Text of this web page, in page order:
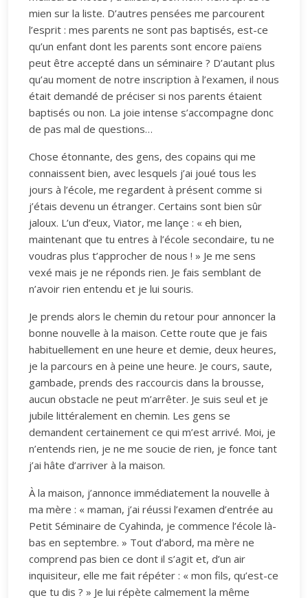
mien sur la liste. D’autres pensées me parcourent
l’esprit : mes parents ne sont pas baptisés, est-ce
qu’un enfant dont les parents sont encore païens
peut être accepté dans un séminaire ? D’autant plus
qu’au moment de notre inscription à l’examen, il nous
était demandé de préciser si nos parents étaient
baptisés ou non. La joie intense s’accompagne donc
de pas mal de questions…
Chose étonnante, des gens, des copains qui me
connaissent bien, avec lesquels j’ai joué tous les
jours à l’école, me regardent à présent comme si
j’étais devenu un étranger. Certains sont bien sûr
jaloux. L’un d’eux, Viator, me lançe : « eh bien,
maintenant que tu entres à l’école secondaire, tu ne
voudras plus t’approcher de nous ! » Je me sens
vexé mais je ne réponds rien. Je fais semblant de
n’avoir rien entendu et je lui souris.
Je prends alors le chemin du retour pour annoncer la
bonne nouvelle à la maison. Cette route que je fais
habituellement en une heure et demie, deux heures,
je la parcours en à peine une heure. Je cours, saute,
gambade, prends des raccourcis dans la brousse,
aucun obstacle ne peut m’arrêter. Je suis seul et je
jubile littéralement en chemin. Les gens se
demandent certainement ce qui m’est arrivé. Moi, je
n’entends rien, je ne me soucie de rien, je fonce tant
j’ai hâte d’arriver à la maison.
À la maison, j’annonce immédiatement la nouvelle à
ma mère : « maman, j’ai réussi l’examen d’entrée au
Petit Séminaire de Cyahinda, je commence l’école là-
bas en septembre. » Tout d’abord, ma mère ne
comprend pas bien ce dont il s’agit et, d’un air
inquisiteur, elle me fait répéter : « mon fils, qu’est-ce
que tu dis ? » Je lui répète calmement la même